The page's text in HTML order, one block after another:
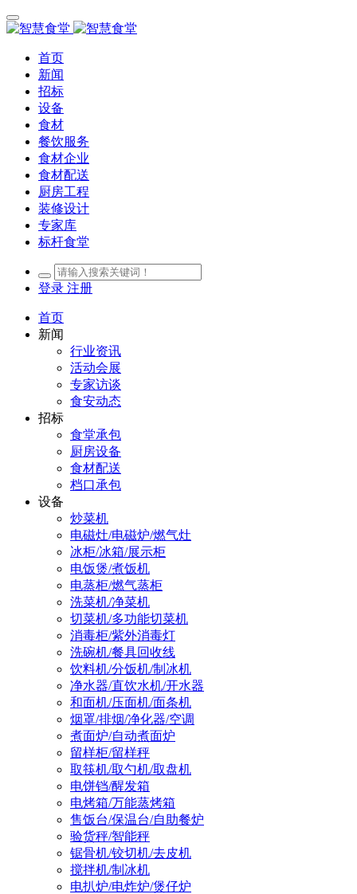
首页
新闻
招标
设备
食材
餐饮服务
食材企业
食材配送
厨房工程
装修设计
专家库
标杆食堂
登录 注册
首页
新闻
行业资讯
活动会展
专家访谈
食安动态
招标
食堂承包
厨房设备
食材配送
档口承包
设备
炒菜机
电磁灶/电磁炉/燃气灶
冰柜/冰箱/展示柜
电饭煲/煮饭机
电蒸柜/燃气蒸柜
洗菜机/净菜机
切菜机/多功能切菜机
消毒柜/紫外消毒灯
洗碗机/餐具回收线
饮料机/分饭机/制冰机
净水器/直饮水机/开水器
和面机/压面机/面条机
烟罩/排烟/净化器/空调
煮面炉/自动煮面炉
留样柜/留样秤
取筷机/取勺机/取盘机
电饼铛/醒发箱
电烤箱/万能蒸烤箱
售饭台/保温台/自助餐炉
验货秤/智能秤
锯骨机/铰切机/去皮机
搅拌机/制冰机
电扒炉/电炸炉/煲仔炉